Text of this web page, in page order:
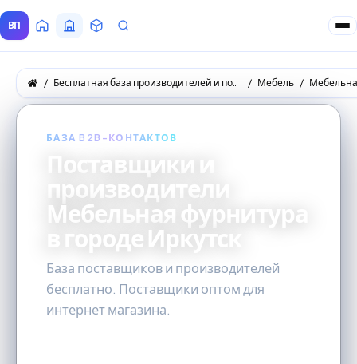
ВП ГлавнаяВсе Поставщики
ТоварыЗапросы покупателей
Бесплатная база производителей и поставщиков товаров оптом Мебель
БАЗА B2B-КОНТАКТОВ
Поставщики и
производители
Мебельная фурнитура
в городе Иркутск
База поставщиков и производителей
бесплатно. Поставщики оптом для
интернет магазина.